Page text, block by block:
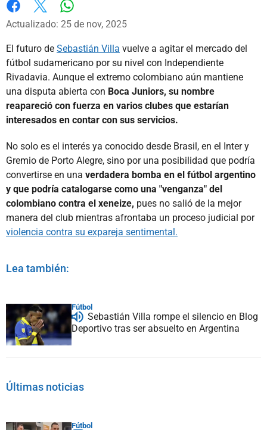
Facebook
X
Actualizado: 25 de nov, 2025
El futuro de Sebastián Villa vuelve a agitar el mercado del
fútbol sudamericano por su nivel con Independiente
Rivadavia. Aunque el extremo colombiano aún mantiene
una disputa abierta con Boca Juniors, su nombre
reapareció con fuerza en varios clubes que estarían
interesados en contar con sus servicios.
No solo es el interés ya conocido desde Brasil, en el Inter y
Gremio de Porto Alegre, sino por una posibilidad que podría
convertirse en una verdadera bomba en el fútbol argentino
y que podría catalogarse como una "venganza" del
colombiano contra el xeneize, pues no salió de la mejor
manera del club mientras afrontaba un proceso judicial por
violencia contra su expareja sentimental.
Lea también:
Fútbol
Sebastián Villa rompe el silencio en Blog
Deportivo tras ser absuelto en Argentina
Últimas noticias
Fútbol